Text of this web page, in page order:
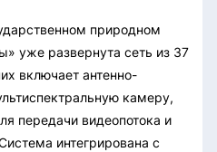
природном
уже развернута сеть из 37
включает антенно-
камеру,
передачи видеопотока и
интегрирована с